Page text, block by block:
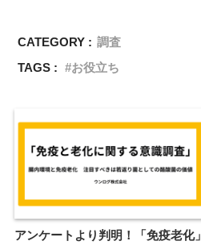
CATEGORY : 調査
TAGS :
お役立ち
アンケートより判明！「免疫老化」